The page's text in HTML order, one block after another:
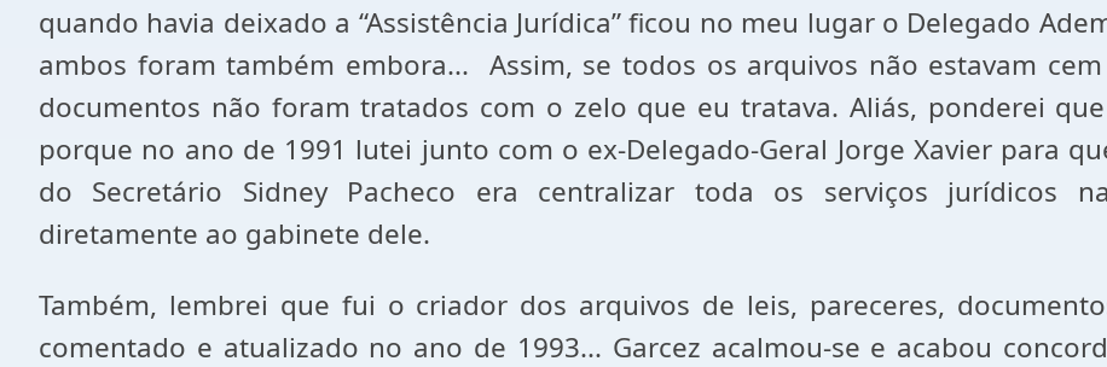
quando havia deixado a “Assistência Jurídica” ficou no meu lugar o Delegado
ambos foram também embora... Assim, se todos os arquivos não estavam
documentos não foram tratados com o zelo que eu tratava. Aliás, ponderei que
porque no ano de 1991 lutei junto com o ex-Delegado-Geral Jorge Xavier para
do Secretário Sidney Pacheco era centralizar toda os serviços jurídicos
diretamente ao gabinete dele.
Também, lembrei que fui o criador dos arquivos de leis, pareceres,
comentado e atualizado no ano de 1993... Garcez acalmou-se e acabou